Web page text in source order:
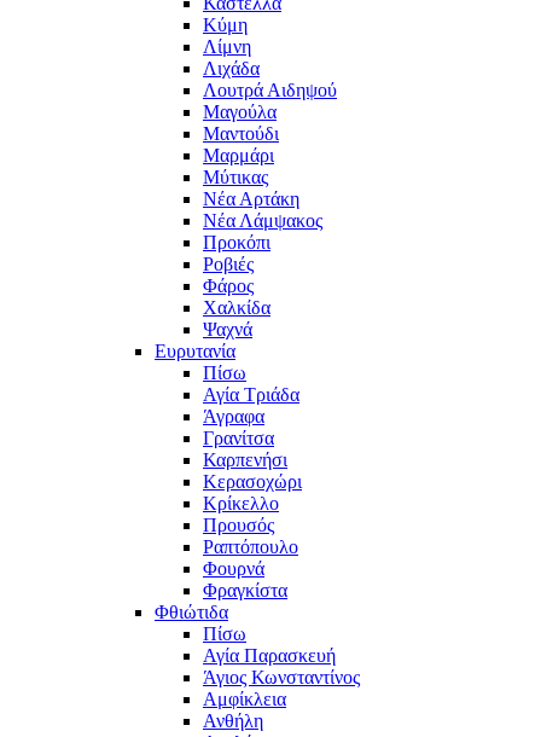
Κύμη
Λίμνη
Λιχάδα
Λουτρά Αιδηψού
Μαγούλα
Μαντούδι
Μαρμάρι
Μύτικας
Νέα Αρτάκη
Νέα Λάμψακος
Προκόπι
Ροβιές
Φάρος
Χαλκίδα
Ψαχνά
Ευρυτανία
Πίσω
Αγία Τριάδα
Άγραφα
Γρανίτσα
Καρπενήσι
Κερασοχώρι
Κρίκελλο
Προυσός
Ραπτόπουλο
Φουρνά
Φραγκίστα
Φθιώτιδα
Πίσω
Αγία Παρασκευή
Άγιος Κωνσταντίνος
Αμφίκλεια
Ανθήλη